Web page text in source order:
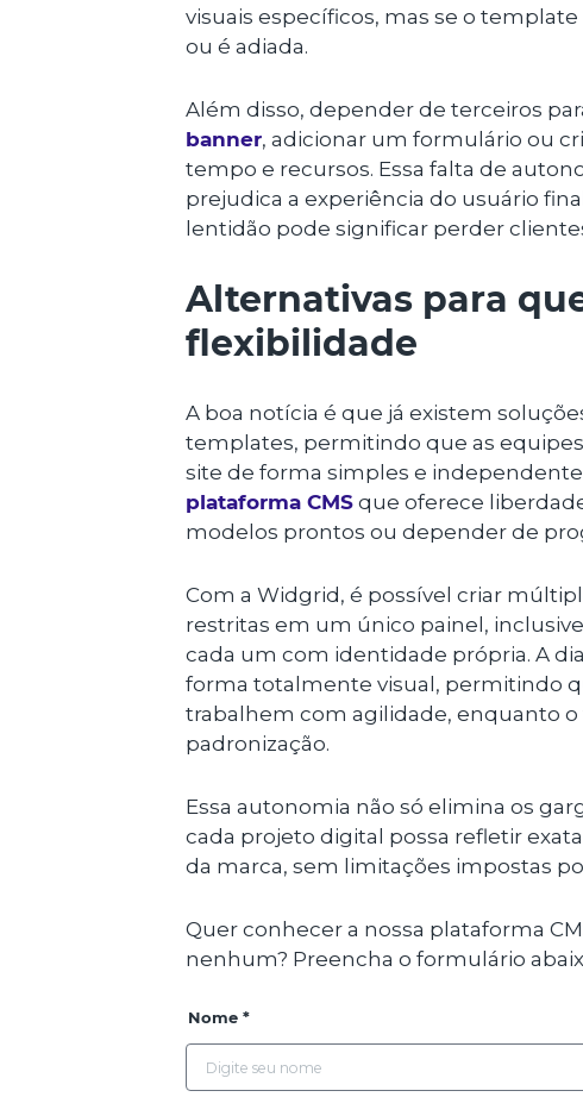
visuais específicos, mas se o
ou é adiada.
Além disso, depender de terceiros
banner, adicionar um formulário ou
tempo e recursos. Essa falta de
prejudica a experiência do usuário
lentidão pode significar perder
Alternativas para
flexibilidade
A boa notícia é que já existem
templates, permitindo que as
site de forma simples e
plataforma CMS que oferece
modelos prontos ou depender de
Com a Widgrid, é possível criar
restritas em um único painel,
cada um com identidade própria. A
forma totalmente visual, permitindo
trabalhem com agilidade, enquanto
padronização.
Essa autonomia não só elimina os
cada projeto digital possa refletir
da marca, sem limitações impostas
Quer conhecer a nossa plataforma
nenhum? Preencha o formulário
Nome *